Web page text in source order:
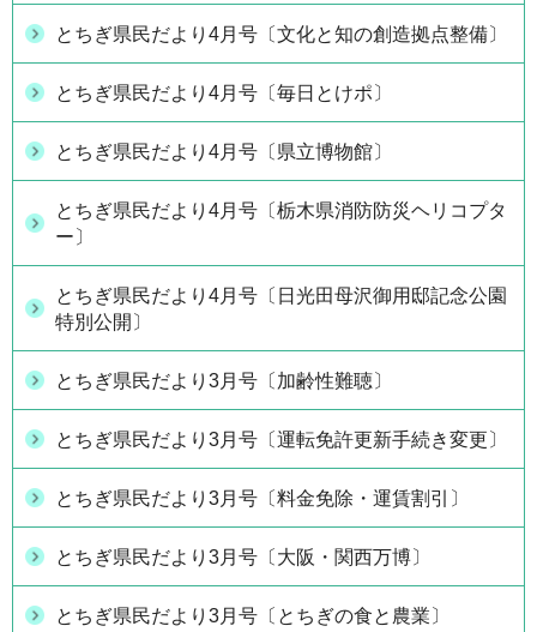
とちぎ県民だより4月号〔文化と知の創造拠点整備〕
とちぎ県民だより4月号〔毎日とけポ〕
とちぎ県民だより4月号〔県立博物館〕
とちぎ県民だより4月号〔栃木県消防防災ヘリコプタ
ー〕
とちぎ県民だより4月号〔日光田母沢御用邸記念公園
特別公開〕
とちぎ県民だより3月号〔加齢性難聴〕
とちぎ県民だより3月号〔運転免許更新手続き変更〕
とちぎ県民だより3月号〔料金免除・運賃割引〕
とちぎ県民だより3月号〔大阪・関西万博〕
とちぎ県民だより3月号〔とちぎの食と農業〕